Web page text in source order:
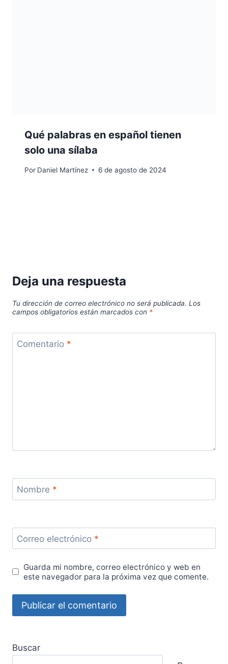
Qué palabras en español tienen
solo una sílaba
Por Daniel Martínez 6 de agosto de 2024
Deja una respuesta
Tu dirección de correo electrónico no será publicada. Los
campos obligatorios están marcados con *
Comentario *
Nombre *
Correo electrónico *
Guarda mi nombre, correo electrónico y web en
este navegador para la próxima vez que comente.
Buscar